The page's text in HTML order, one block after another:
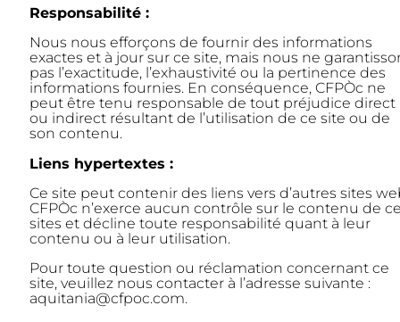
Responsabilité :
Nous nous efforçons de fournir des informations
exactes et à jour sur ce site, mais nous ne
pas l’exactitude, l’exhaustivité ou la pertinence des
informations fournies. En conséquence, CFPÒc ne
peut être tenu responsable de tout préjudice direct
ou indirect résultant de l’utilisation de ce site ou de
son contenu.
Liens hypertextes :
Ce site peut contenir des liens vers d’autres sites
CFPÒc n’exerce aucun contrôle sur le contenu de
sites et décline toute responsabilité quant à leur
contenu ou à leur utilisation.
Pour toute question ou réclamation concernant ce
site, veuillez nous contacter à l’adresse suivante :
aquitania@cfpoc.com.